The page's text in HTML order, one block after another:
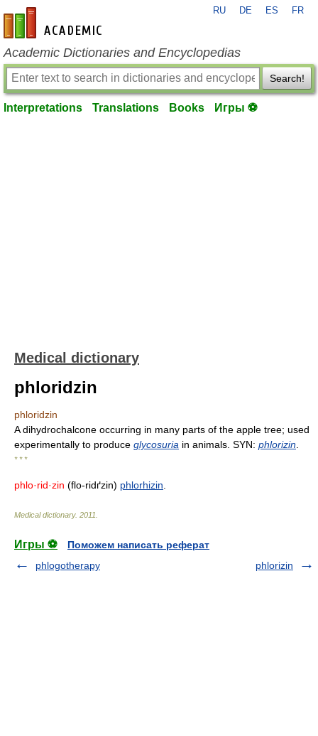
en-academic.com
RU DE ES FR
Academic Dictionaries and Encyclopedias
Search!
Interpretations Translations Books Игры ⚽
Medical dictionary
phloridzin
phloridzin
A dihydrochalcone occurring in many parts of the apple tree; used
experimentally to produce glycosuria in animals. SYN: phlorizin
* * *
phlo·rid·zin (flo-ridґzin) phlorhizin
Medical dictionary. 2011
Игры ⚽
Поможем написать реферат
phlogotherapy
phlorizin